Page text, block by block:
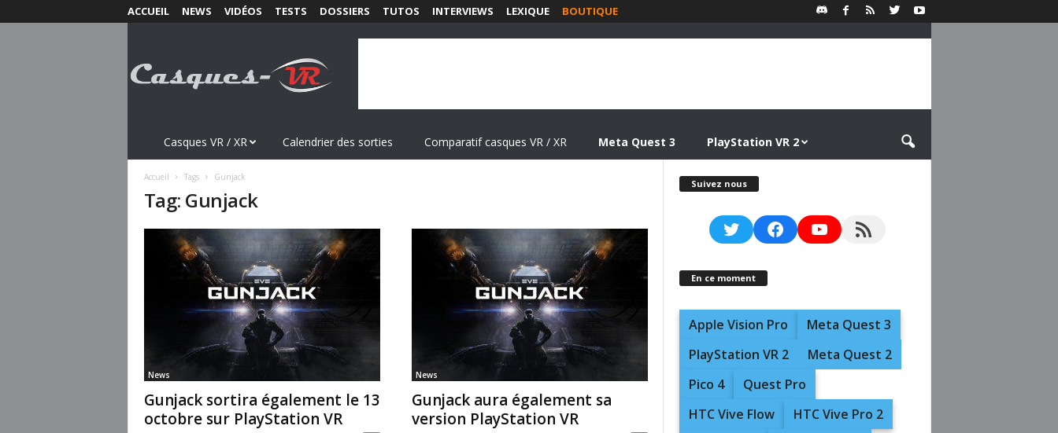
ACCUEIL NEWS VIDÉOS TESTS DOSSIERS TUTOS INTERVIEWS LEXIQUE BOUTIQUE
s
Casques VR / XR Calendrier des sorties Comparatif casques VR / XR Meta Quest 3 PlayStation VR 2
Accueil Tags Gunjack
Tag: Gunjack
News
Gunjack sortira également le 13
octobre sur PlayStation VR
News
Gunjack aura également sa
version PlayStation VR
Suivez nous
TwitterFacebookYouTubeRSS Feed
En ce moment
Apple Vision Pro
Meta Quest 3
PlayStation VR 2
Meta Quest 2
Pico 4
Quest Pro
HTC Vive Flow
HTC Vive Pro 2